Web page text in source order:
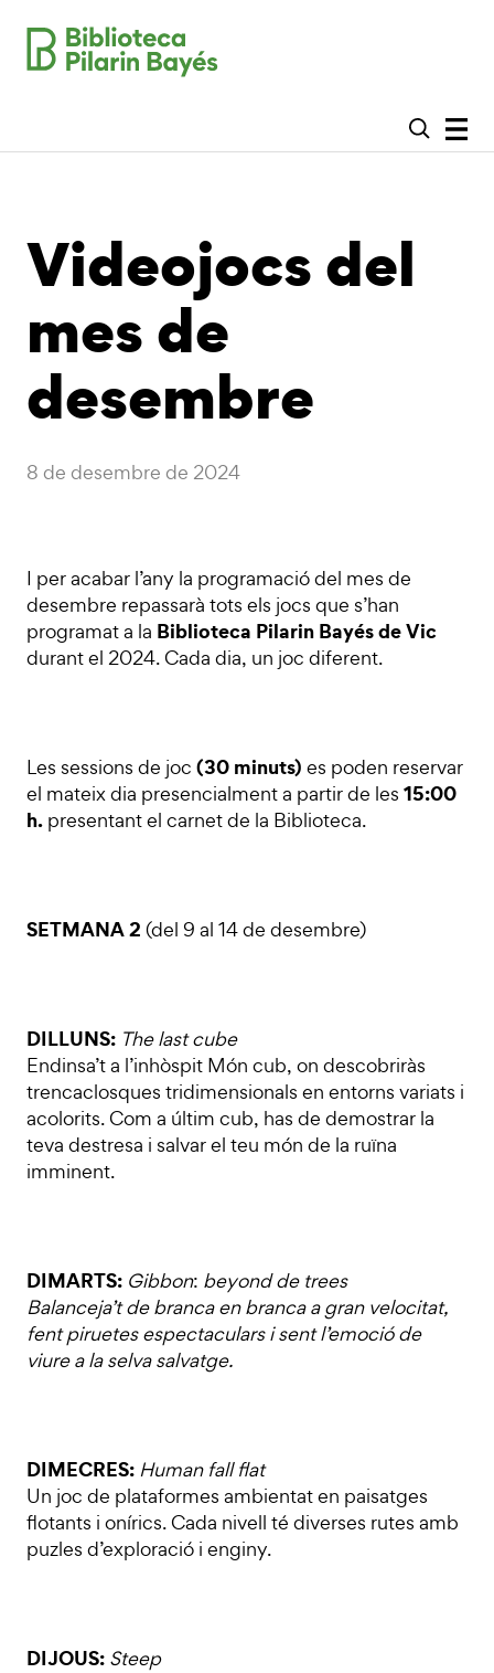
Videojocs del
mes de
desembre
8 de desembre de 2024
I per acabar l’any la programació del mes de
desembre repassarà tots els jocs que s’han
programat a la Biblioteca Pilarin Bayés de Vic
durant el 2024. Cada dia, un joc diferent.
Les sessions de joc (30 minuts) es poden reservar
el mateix dia presencialment a partir de les 15:00
h. presentant el carnet de la Biblioteca.
SETMANA 2 (del 9 al 14 de desembre)
DILLUNS: The last cube
Endinsa’t a l’inhòspit Món cub, on descobriràs
trencaclosques tridimensionals en entorns variats i
acolorits. Com a últim cub, has de demostrar la
teva destresa i salvar el teu món de la ruïna
imminent.
DIMARTS: Gibbon: beyond de trees
Balanceja’t de branca en branca a gran velocitat,
fent piruetes espectaculars i sent l’emoció de
viure a la selva salvatge.
DIMECRES: Human fall flat
Un joc de plataformes ambientat en paisatges
flotants i onírics. Cada nivell té diverses rutes amb
puzles d’exploració i enginy.
DIJOUS: Steep